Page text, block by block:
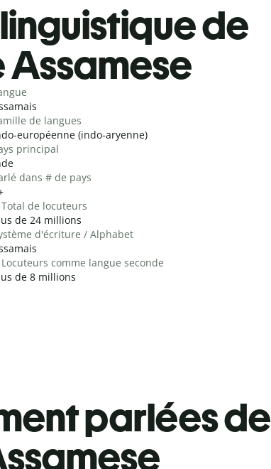
de
Assamese
de langues
européenne (indo-aryenne)
principal
dans # de pays
de locuteurs
de 24 millions
d'écriture / Alphabet
comme langue seconde
de 8 millions
parlées de